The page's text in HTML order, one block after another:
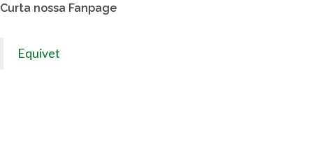
Curta nossa Fanpage
Equivet